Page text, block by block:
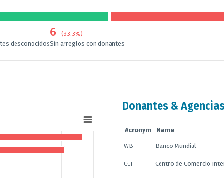
desconocidos
6
(33.3%)
Sin arreglos con donantes
Donantes & Agencias
Acronym Name
WB Banco Mundial
CCI Centro de Comercio